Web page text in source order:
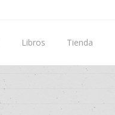
Libros Tienda